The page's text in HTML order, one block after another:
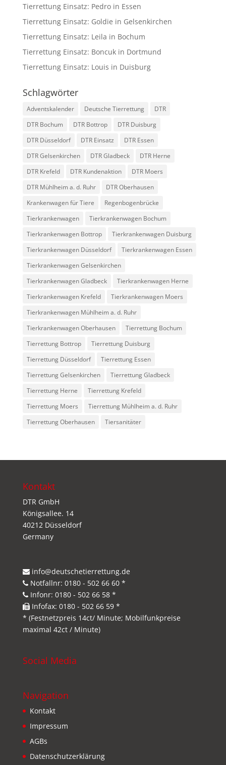
Tierrettung Einsatz: Pedro in Essen
Tierrettung Einsatz: Goldie in Gelsenkirchen
Tierrettung Einsatz: Leila in Bochum
Tierrettung Einsatz: Boncuk in Dortmund
Tierrettung Einsatz: Louis in Duisburg
Schlagwörter
Adventskalender Deutsche Tierrettung
DTR
DTR Bochum
DTR Bottrop
DTR Duisburg
DTR Düsseldorf
DTR Einsatz
DTR Essen
DTR Gelsenkirchen
DTR Gladbeck
DTR Herne
DTR Krefeld
DTR Kundenaktion
DTR Moers
DTR Mühlheim a. d. Ruhr
DTR Oberhausen
Krankenwagen für Tiere
Regenbogenbrücke
Tierkrankenwagen
Tierkrankenwagen Bochum
Tierkrankenwagen Bottrop
Tierkrankenwagen Duisburg
Tierkrankenwagen Düsseldorf
Tierkrankenwagen Essen
Tierkrankenwagen Gelsenkirchen
Tierkrankenwagen Gladbeck
Tierkrankenwagen Herne
Tierkrankenwagen Krefeld
Tierkrankenwagen Moers
Tierkrankenwagen Mühlheim a. d. Ruhr
Tierkrankenwagen Oberhausen
Tierrettung Bochum
Tierrettung Bottrop
Tierrettung Duisburg
Tierrettung Düsseldorf
Tierrettung Essen
Tierrettung Gelsenkirchen
Tierrettung Gladbeck
Tierrettung Herne
Tierrettung Krefeld
Tierrettung Moers
Tierrettung Mühlheim a. d. Ruhr
Tierrettung Oberhausen
Tiersanitäter
Kontakt
DTR GmbH
Königsallee. 14
40212 Düsseldorf
Germany
info@deutschetierrettung.de
Notfallnr: 0180 - 502 66 60 *
Infonr: 0180 - 502 66 58 *
Infofax: 0180 - 502 66 59 *
* (Festnetzpreis 14ct/ Minute; Mobilfunkpreise
maximal 42ct / Minute)
Social Media
Navigation
Kontakt
Impressum
AGBs
Datenschutzerklärung